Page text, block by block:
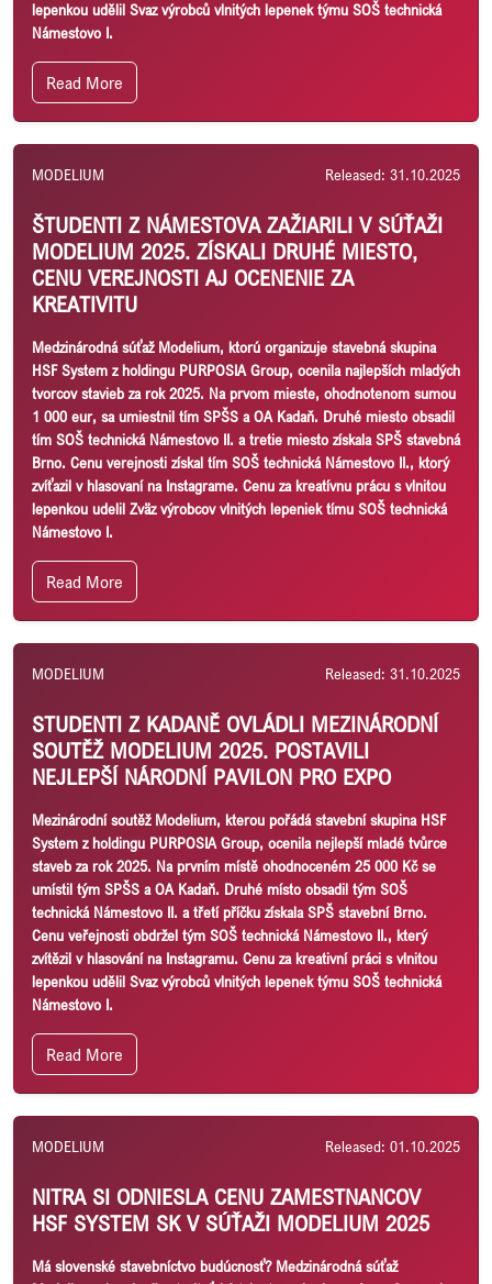
lepenkou udělil Svaz výrobců vlnitých lepenek týmu SOŠ technická
Námestovo I.
Read More
MODELIUM Released: 31.10.2025
ŠTUDENTI Z NÁMESTOVA ZAŽIARILI V SÚŤAŽI
MODELIUM 2025. ZÍSKALI DRUHÉ MIESTO,
CENU VEREJNOSTI AJ OCENENIE ZA
KREATIVITU
Medzinárodná súťaž Modelium, ktorú organizuje stavebná skupina
HSF System z holdingu PURPOSIA Group, ocenila najlepších mladých
tvorcov stavieb za rok 2025. Na prvom mieste, ohodnotenom sumou
1 000 eur, sa umiestnil tím SPŠS a OA Kadaň. Druhé miesto obsadil
tím SOŠ technická Námestovo II. a tretie miesto získala SPŠ stavebná
Brno. Cenu verejnosti získal tím SOŠ technická Námestovo II., ktorý
zvíťazil v hlasovaní na Instagrame. Cenu za kreatívnu prácu s vlnitou
lepenkou udelil Zväz výrobcov vlnitých lepeniek tímu SOŠ technická
Námestovo I.
Read More
MODELIUM Released: 31.10.2025
STUDENTI Z KADANĚ OVLÁDLI MEZINÁRODNÍ
SOUTĚŽ MODELIUM 2025. POSTAVILI
NEJLEPŠÍ NÁRODNÍ PAVILON PRO EXPO
Mezinárodní soutěž Modelium, kterou pořádá stavební skupina HSF
System z holdingu PURPOSIA Group, ocenila nejlepší mladé tvůrce
staveb za rok 2025. Na prvním místě ohodnoceném 25 000 Kč se
umístil tým SPŠS a OA Kadaň. Druhé místo obsadil tým SOŠ
technická Námestovo II. a třetí příčku získala SPŠ stavební Brno.
Cenu veřejnosti obdržel tým SOŠ technická Námestovo II., který
zvítězil v hlasování na Instagramu. Cenu za kreativní práci s vlnitou
lepenkou udělil Svaz výrobců vlnitých lepenek týmu SOŠ technická
Námestovo I.
Read More
MODELIUM Released: 01.10.2025
NITRA SI ODNIESLA CENU ZAMESTNANCOV
HSF SYSTEM SK V SÚŤAŽI MODELIUM 2025
Má slovenské stavebníctvo budúcnosť? Medzinárodná súťaž